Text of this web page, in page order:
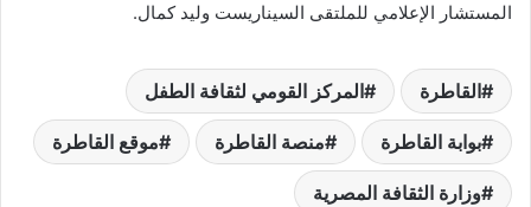
المستشار الإعلامي للملتقى السيناريست وليد كمال.
القاطرة المركز القومي لثقافة الطفل
بوابة القاطرة منصة القاطرة موقع القاطرة
وزارة الثقافة المصرية